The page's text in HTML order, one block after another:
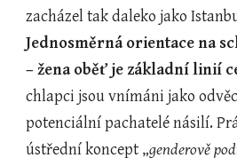
Jednosměrná orientace na
– žena oběť je základní linií
chlapci jsou vnímáni jako
potenciální pachatelé násilí.
ústřední koncept „genderově